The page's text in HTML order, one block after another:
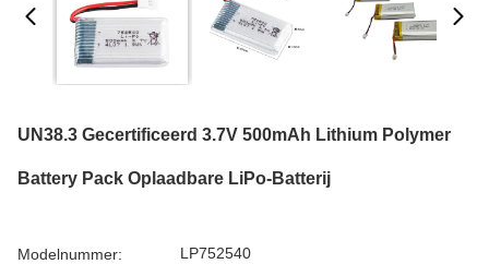
UN38.3 Gecertificeerd 3.7V 500mAh Lithium Polymer
Battery Pack Oplaadbare LiPo-Batterij
Modelnummer: LP752540